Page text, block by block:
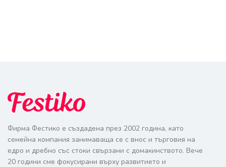
Фирма Фестико е създадена през 2002 година, като
семейна компания занимаваща се с внос и търговия на
едро и дребно със стоки свързани с домакинството. Вече
20 години сме фокусирани върху развитието и